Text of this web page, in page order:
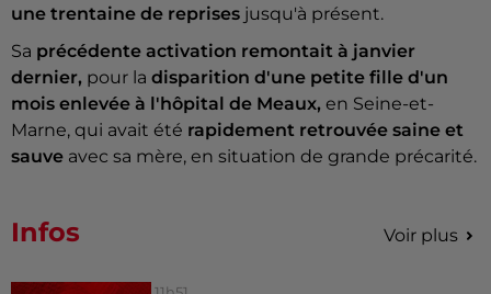
une trentaine de reprises jusqu'à présent.
Sa précédente activation remontait à janvier
dernier, pour la disparition d'une petite fille d'un
mois enlevée à l'hôpital de Meaux, en Seine-et-
Marne, qui avait été rapidement retrouvée saine et
sauve avec sa mère, en situation de grande précarité.
Infos Voir plus